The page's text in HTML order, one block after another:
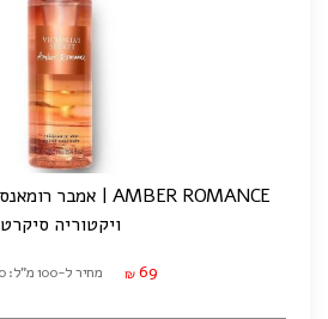
AMBER ROMANCE | אמבר רומאנס ספריי גוף | 250 מ"ל
ויקטוריה סיקרט
₪ 69 מחיר ל-100 מ"ל: ₪27.60